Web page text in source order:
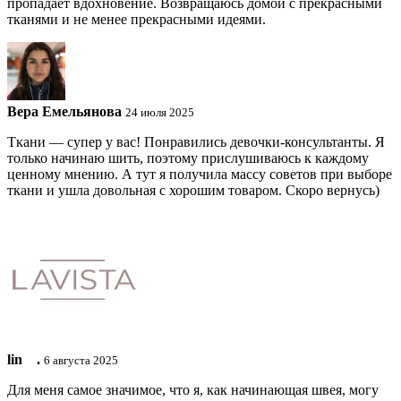
тканями и не менее прекрасными идеями.
Вера Емельянова 24 июля 2025
Ткани — супер у вас! Понравились девочки-консультанты. Я
только начинаю шить, поэтому прислушиваюсь к каждому
ценному мнению. А тут я получила массу советов при выборе
ткани и ушла довольная с хорошим товаром. Скоро вернусь)
lin ⠀. 6 августа 2025
Для меня самое значимое, что я, как начинающая швея, могу